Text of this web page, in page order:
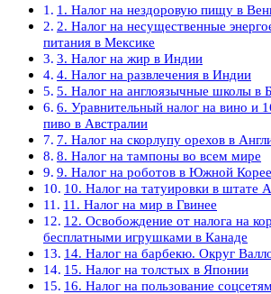
1. Налог на нездоровую пищу в
2. Налог на несущественные
питания в Мексике
3. Налог на жир в Индии
4. Налог на развлечения в Индии
5. Налог на англоязычные школы в
6. Уравнительный налог на вино и
пиво в Австралии
7. Налог на скорлупу орехов в
8. Налог на тампоны во всем мире
9. Налог на роботов в Южной Корее
10. Налог на татуировки в штате
11. Налог на мир в Гвинее
12. Освобождение от налога на
бесплатными игрушками в Канаде
14. Налог на барбекю. Округ
15. Налог на толстых в Японии
16. Налог на пользование